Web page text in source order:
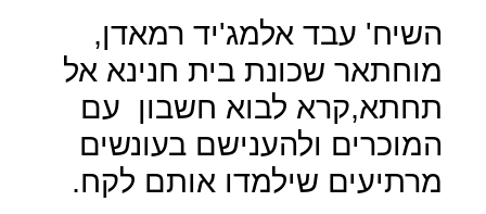
השיח' עבד אלמג'יד רמאדן,
מוחתאר שכונת בית חנינא אל
תחתא,קרא לבוא חשבון עם
המוכרים ולהענישם בעונשים
מרתיעים שילמדו אותם לקח.